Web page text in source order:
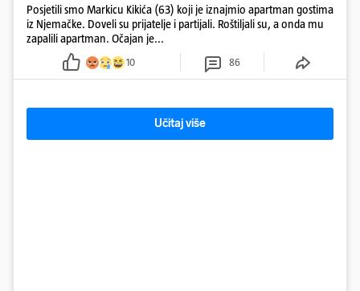
Posjetili smo Markicu Kikića (63) koji je iznajmio apartman gostima
iz Njemačke. Doveli su prijatelje i partijali. Roštiljali su, a onda mu
zapalili apartman. Očajan je...
10 86
Učitaj više